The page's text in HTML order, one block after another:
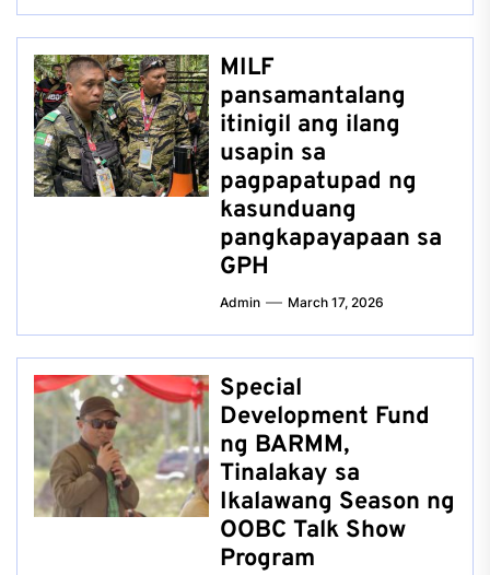
MILF
pansamantalang
itinigil ang ilang
usapin sa
pagpapatupad ng
kasunduang
pangkapayapaan sa
GPH
Admin March 17, 2026
Special
Development Fund
ng BARMM,
Tinalakay sa
Ikalawang Season ng
OOBC Talk Show
Program